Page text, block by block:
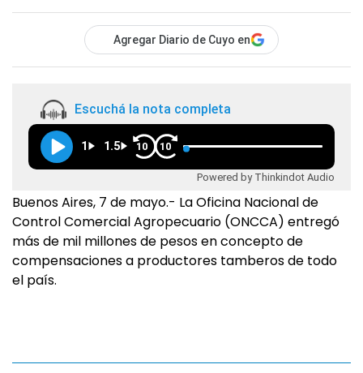
Agregar Diario de Cuyo en
Escuchá la nota completa
1 1.5 10 10
Powered by Thinkindot Audio
Buenos Aires, 7 de mayo.- La Oficina Nacional de
Control Comercial Agropecuario (ONCCA) entregó
más de mil millones de pesos en concepto de
compensaciones a productores tamberos de todo
el país.